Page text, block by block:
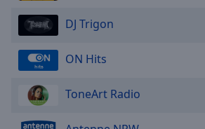
DJ Trigon
ON Hits
ToneArt Radio